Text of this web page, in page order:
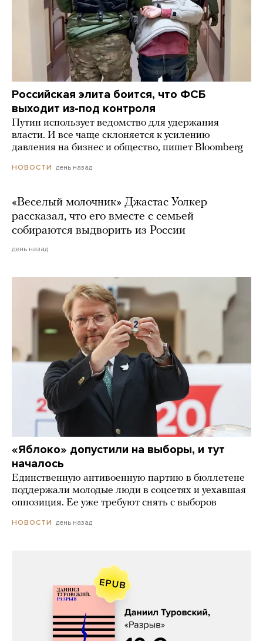
Российская элита боится, что ФСБ
выходит из-под контроля
Путин использует ведомство для удержания
власти. И все чаще склоняется к усилению
давления на бизнес и общество, пишет Bloomberg
НОВОСТИ день назад
«Веселый молочник» Джастас Уолкер
рассказал, что его вместе с семьей
собираются выдворить из России
день назад
«Яблоко» допустили на выборы, и тут
началось
Единственную антивоенную партию в бюллетене
поддержали молодые люди в соцсетях и уехавшая
оппозиция. Ее уже требуют снять с выборов
НОВОСТИ день назад